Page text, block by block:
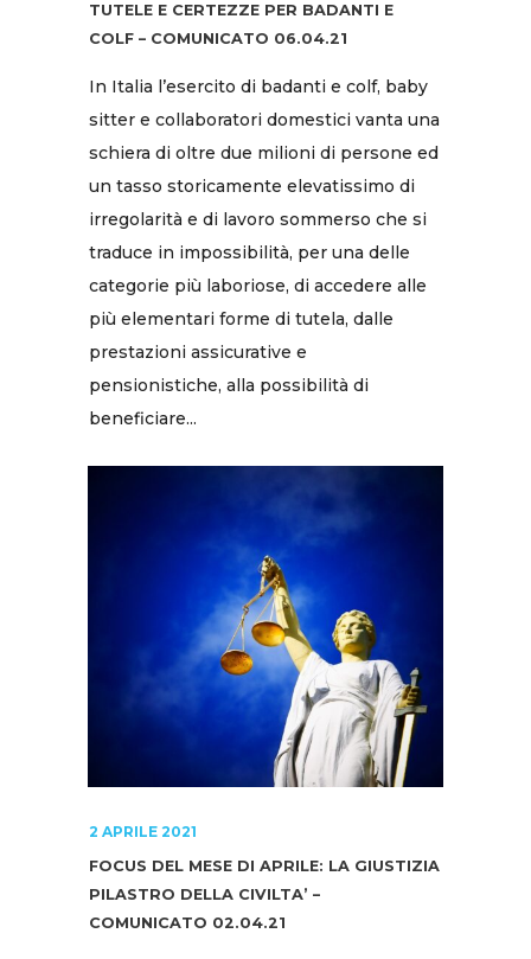
TUTELE E CERTEZZE PER BADANTI E
COLF – COMUNICATO 06.04.21
In Italia l’esercito di badanti e colf, baby
sitter e collaboratori domestici vanta una
schiera di oltre due milioni di persone ed
un tasso storicamente elevatissimo di
irregolarità e di lavoro sommerso che si
traduce in impossibilità, per una delle
categorie più laboriose, di accedere alle
più elementari forme di tutela, dalle
prestazioni assicurative e
pensionistiche, alla possibilità di
beneficiare...
2 APRILE 2021
FOCUS DEL MESE DI APRILE: LA GIUSTIZIA
PILASTRO DELLA CIVILTA’ –
COMUNICATO 02.04.21